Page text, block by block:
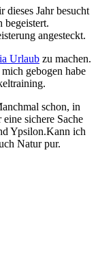
Jahr besucht
begeistert.
angesteckt.
Urlaub zu machen.
gebogen habe
schon, in
eine sichere Sache
Ypsilon.Kann ich
Natur pur.